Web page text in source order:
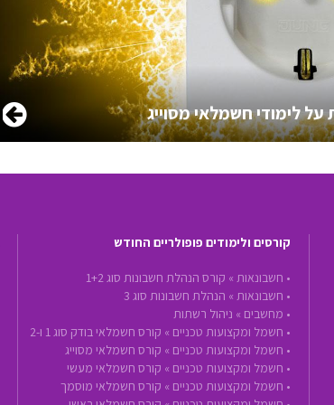
לימודי חשמלאי מסוייג
קורסים ולימודים פופולריים החודש
• חשבונאות » קורס הנהלת חשבונות סוג 1+2
• חשבונאות » הנהלת חשבונות סוג 3
• מחשבים » ניהול רשתות
• חשמל ומקצועות טכניים » קורס חשמלאי בודק סוג 1 ו-2
• חשמל ומקצועות טכניים » קורס חשמלאי מסוייג
• חשמל ומקצועות טכניים » קורס חשמלאי מעשי
• חשמל ומקצועות טכניים » קורס חשמלאי מוסמך